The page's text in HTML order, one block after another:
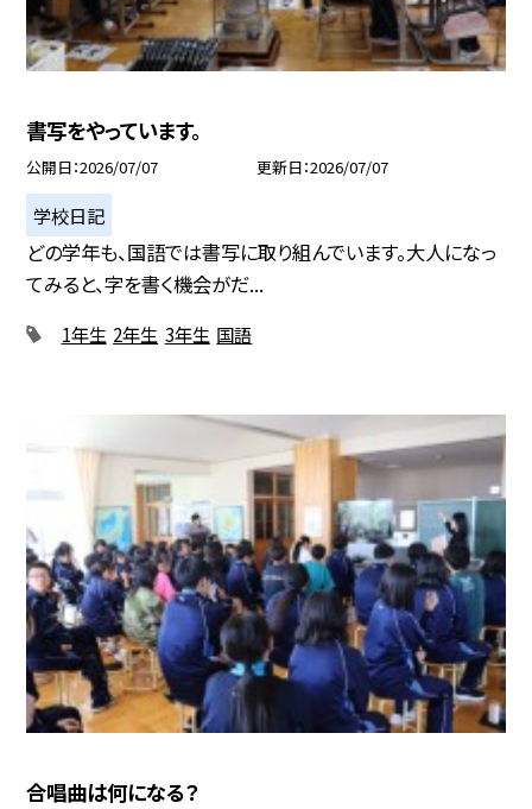
書写をやっています。
公開日 2026/07/07 更新日 2026/07/07
学校日記
どの学年も、国語では書写に取り組んでいます。大人になっ
てみると、字を書く機会がだ...
1年生 2年生 3年生 国語
合唱曲は何になる？